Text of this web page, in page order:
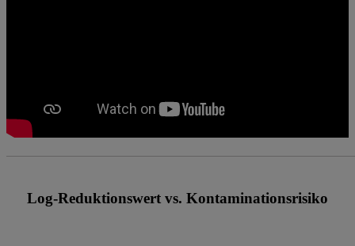
Log-Reduktionswert vs. Kontaminationsrisiko